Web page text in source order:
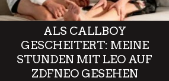
ALS CALLBOY
GESCHEITERT: MEINE
STUNDEN MIT LEO AUF
ZDFNEO GESEHEN